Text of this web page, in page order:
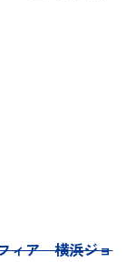
ィア 横浜ジョ